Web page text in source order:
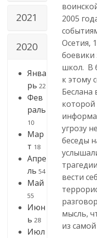
2021
2020
Янва
рь 22
Фев
раль
10
Мар
т 18
Апре
ль 54
Май
55
Июн
ь 28
Июл
2005
Осетия,
боевики
школ. В
к этому
Беслана
угрозу
беседы
вести
мысль,
из